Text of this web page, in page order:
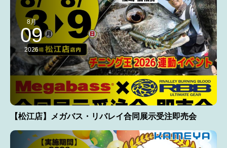
8月
09
2026
【松江店】メガバス・リバレイ合同展示受注即売会